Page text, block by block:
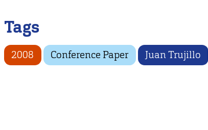
Tags
2008 Conference Paper Juan Trujillo